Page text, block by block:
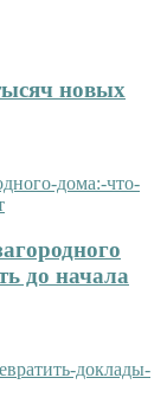
новых
до начала